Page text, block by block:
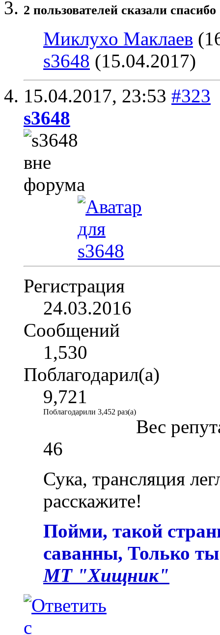
2 пользователей сказали
Миклухо Маклаев
s3648 (15.04.2017)
15.04.2017, 23:53 #323
s3648
Регистрация
24.03.2016
Сообщений
1,530
Поблагодарил(а)
9,721
Поблагодарили 3,452 раз(а)
Вес
46
Сука, трансляция
расскажите!
Пойми, такой
саванны, Только
МТ "Хищник"